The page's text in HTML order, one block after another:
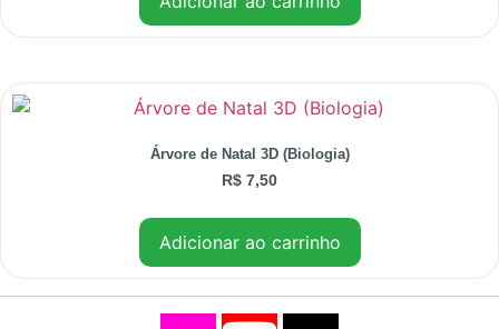
Árvore de Natal 3D (Biologia)
R$ 7,50
Adicionar ao carrinho